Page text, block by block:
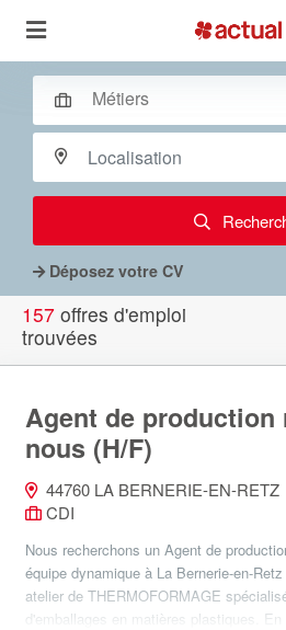
Déposez votre CV
157 offres d'emploi
trouvées
Agent de production
nous (H/F)
44760 LA BERNERIE-EN-RETZ
CDI
Nous recherchons un Agent de
équipe dynamique à La Bernerie-en-
atelier de THERMOFORMAGE
d'emballages en matières plastiques. En